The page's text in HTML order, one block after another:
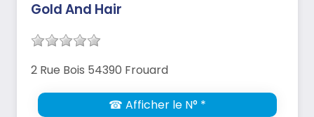
Gold And Hair
2 Rue Bois 54390 Frouard
☎ Afficher le N° *